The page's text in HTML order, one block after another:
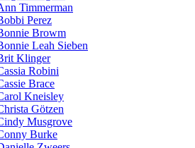
Timmerman
Perez
Browm
Leah Sieben
Klinger
Robini
Brace
Kneisley
Götzen
Musgrove
Burke